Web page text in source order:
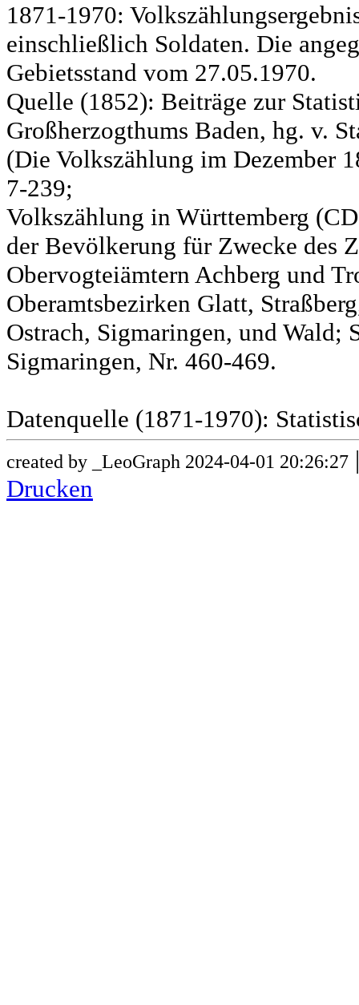
1871-1970:
einschließlich Soldaten. Die
Gebietsstand vom 27.05.1970.
Quelle (1852): Beiträge zur
Großherzogthums Baden, hg. v.
(Die Volkszählung im Dezember
7-239;
Volkszählung in Württemberg
der Bevölkerung für Zwecke des
Obervogteiämtern Achberg und
Oberamtsbezirken Glatt,
Ostrach, Sigmaringen, und Wald;
Sigmaringen, Nr. 460-469.
Datenquelle (1871-1970):
created by _LeoGraph 2024-04-01 20:26:27
Drucken